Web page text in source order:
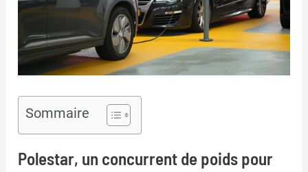
Sommaire
Polestar, un concurrent de poids pour